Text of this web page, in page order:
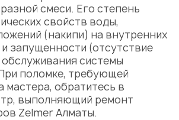
смеси. Его степень
свойств воды,
(накипи) на внутренних
запущенности (отсутствие
системы
поломке, требующей
мастера, обратитесь в
выполняющий ремонт
ZelmerАлматы.